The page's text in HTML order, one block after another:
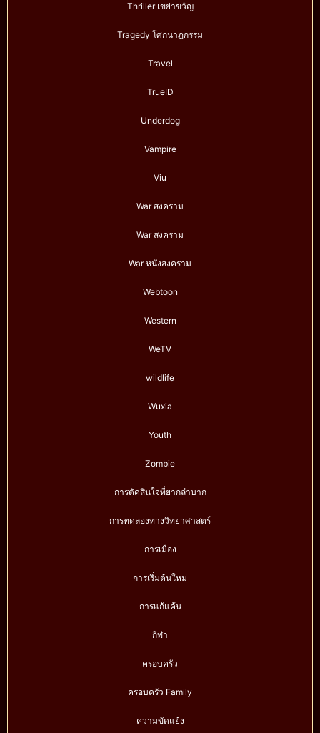
Thriller เขย่าขวัญ
Tragedy โศกนาฏกรรม
Travel
TrueID
Underdog
Vampire
Viu
War สงคราม
War สงคราม
War หนังสงคราม
Webtoon
Western
WeTV
wildlife
Wuxia
Youth
Zombie
การตัดสินใจที่ยากลำบาก
การทดลองทางวิทยาศาสตร์
การเมือง
การเริ่มต้นใหม่
การแก้แค้น
กีฬา
ครอบครัว
ครอบครัว Family
ความขัดแย้ง